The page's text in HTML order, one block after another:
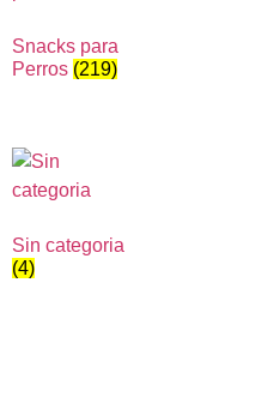
Snacks para
Perros (219)
Sin categoria
(4)